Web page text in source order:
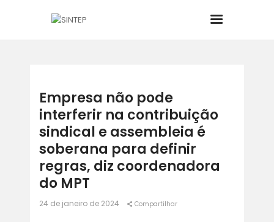
O SINDICATO
JURÍDICO
NOTÍCIAS
Empresa não pode
interferir na contribuição
sindical e assembleia é
soberana para definir
regras, diz coordenadora
do MPT
24 de janeiro de 2024 Compartilhar